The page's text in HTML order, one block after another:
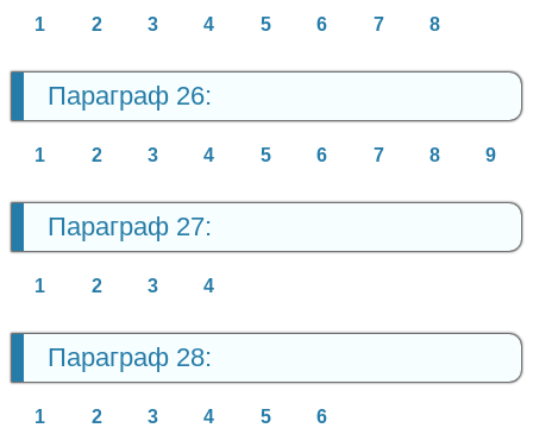
1 2 3 4 5 6 7 8
Параграф 26:
1 2 3 4 5 6 7 8 9
Параграф 27:
1 2 3 4
Параграф 28:
1 2 3 4 5 6